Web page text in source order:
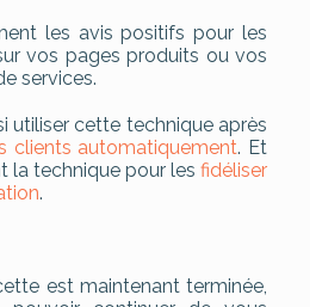
les avis positifs pour les
vos pages produits ou vos
services.
utiliser cette technique après
clients automatiquement. Et
la technique pour les fidéliser
.
est maintenant terminée,